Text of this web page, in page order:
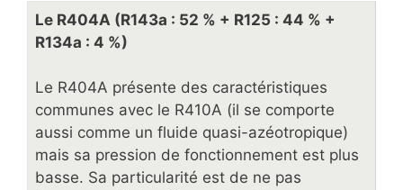
Le R404A (R143a : 52 % + R125 : 44 % +
R134a : 4 %)
Le R404A présente des caractéristiques
communes avec le R410A (il se comporte
aussi comme un fluide quasi-azéotropique)
mais sa pression de fonctionnement est plus
basse. Sa particularité est de ne pas